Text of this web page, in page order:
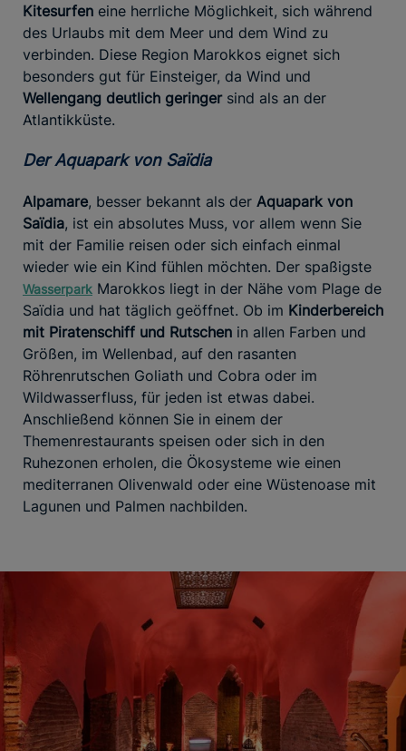
Kitesurfen eine herrliche Möglichkeit, sich während
des Urlaubs mit dem Meer und dem Wind zu
verbinden. Diese Region Marokkos eignet sich
besonders gut für Einsteiger, da Wind und
Wellengang deutlich geringer sind als an der
Atlantikküste.
Der Aquapark von Saïdia
Alpamare, besser bekannt als der Aquapark von
Saïdia, ist ein absolutes Muss, vor allem wenn Sie
mit der Familie reisen oder sich einfach einmal
wieder wie ein Kind fühlen möchten. Der spaßigste
Wasserpark Marokkos liegt in der Nähe vom Plage de
Saïdia und hat täglich geöffnet. Ob im Kinderbereich
mit Piratenschiff und Rutschen in allen Farben und
Größen, im Wellenbad, auf den rasanten
Röhrenrutschen Goliath und Cobra oder im
Wildwasserfluss, für jeden ist etwas dabei.
Anschließend können Sie in einem der
Themenrestaurants speisen oder sich in den
Ruhezonen erholen, die Ökosysteme wie einen
mediterranen Olivenwald oder eine Wüstenoase mit
Lagunen und Palmen nachbilden.